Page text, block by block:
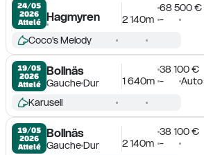
24/05
2026
Attelé
Hagmyren
68 500 €
2 140m -
Coco's Melody
19/05
2026
Attelé
Bollnäs
GaucheDur
38 100 €
1 640m - Auto
Karusell
19/05
2026
Attelé
Bollnäs
GaucheDur
38 100 €
2 140m -